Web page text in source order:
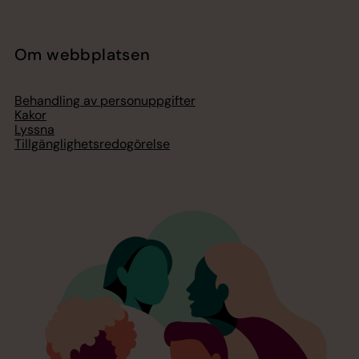
Om webbplatsen
Behandling av personuppgifter
Kakor
Lyssna
Tillgänglighetsredogörelse